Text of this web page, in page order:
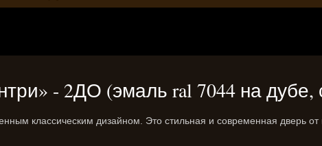
- 2ДО (эмаль ral 7044 на дубе,
классическим дизайном. Это стильная и современная дверь от